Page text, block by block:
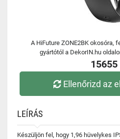
A HiFuture ZONE2BK okosóra,
gyártótól a DekorIN.hu
15655
Ellenőrizd az
LEÍRÁS
Készüljön fel, hogy 1,96 hüvelykes